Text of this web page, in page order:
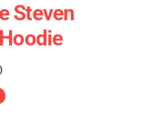
Steven